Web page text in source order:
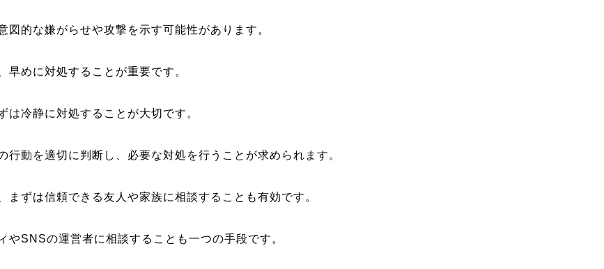
図的な嫌がらせや攻撃を示す可能性があります。
早めに対処することが重要です。
は冷静に対処することが大切です。
行動を適切に判断し、必要な対処を行うことが求められます。
まずは信頼できる友人や家族に相談することも有効です。
やSNSの運営者に相談することも一つの手段です。